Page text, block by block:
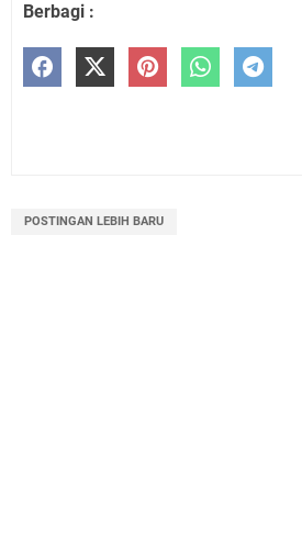
Berbagi :
POSTINGAN LEBIH BARU